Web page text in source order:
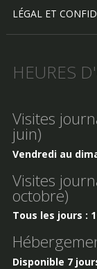
LÉGAL ET
HEURES
Visites
juin)
Vendredi au
Visites
octobre)
Tous les jours :
Disponible 7